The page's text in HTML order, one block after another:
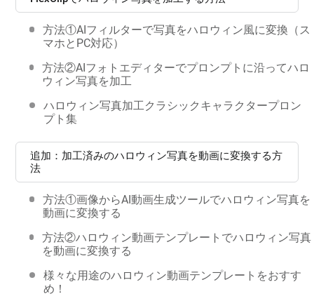
方法①AIフィルターで写真をハロウィン風に変換（ス
マホとPC対応）
方法②AIフォトエディターでプロンプトに沿ってハロ
ウィン写真を加工
ハロウィン写真加工クラシックキャラクタープロン
プト集
追加：加工済みのハロウィン写真を動画に変換する方
法
方法①画像からAI動画生成ツールでハロウィン写真を
動画に変換する
方法②ハロウィン動画テンプレートでハロウィン写真
を動画に変換する
様々な用途のハロウィン動画テンプレートをおすす
め！